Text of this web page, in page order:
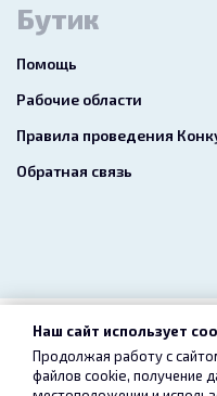
Бутик
Помощь
Рабочие области
Правила проведения
Обратная связь
2026
Пользовательское
Наш сайт использует
Продолжая работу с
файлов cookie, получение